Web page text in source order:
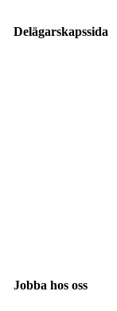
Delägarskapssida
Jobba hos oss